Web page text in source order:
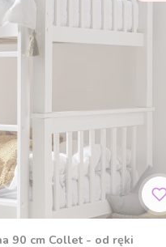
90 cm Collet - od ręki